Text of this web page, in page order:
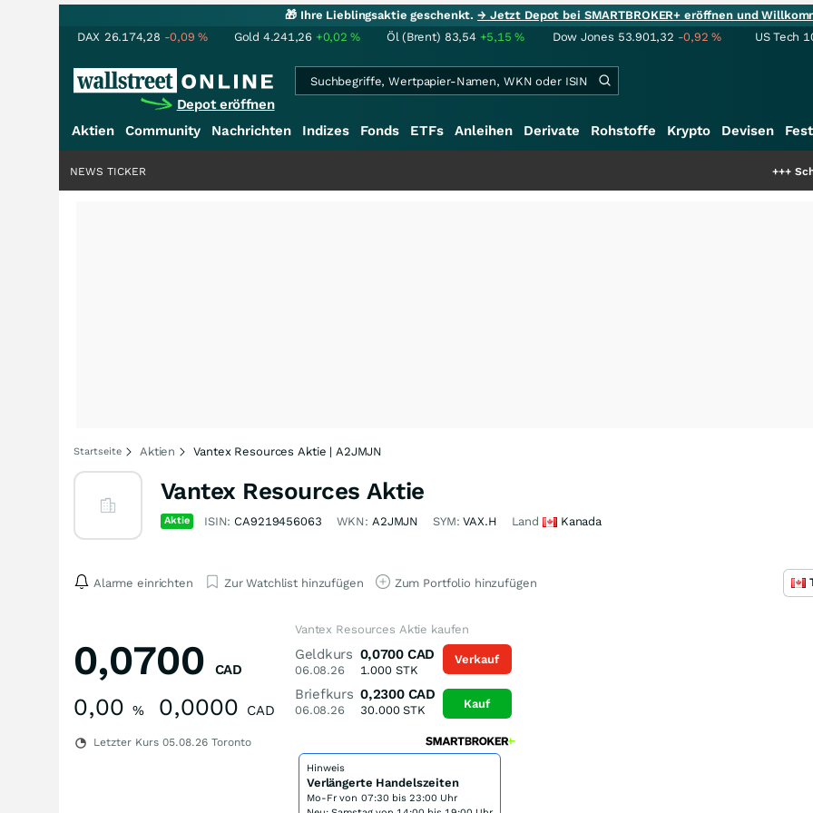
🎁 Ihre Lieblingsaktie geschenkt.→ Jetzt Depot bei SMARTBROKER+ eröffnen und
DAX 26.174,28 -0,09% Gold 4.241,26 +0,02% Öl (Brent) 83,54 +5,15% Dow Jones 53.901,32 -0,92% US Tech
Depot eröffnen
Aktien Community Nachrichten Indizes Fonds ETFs Anleihen Derivate Rohstoffe Krypto Devisen
Schwere
NEWS TICKER
Startseite Aktien Vantex Resources Aktie | A2JMJN
Vantex Resources Aktie
Aktie ISIN: CA9219456063 WKN: A2JMJN SYM:VAX.H Land Kanada
Alarme einrichten Zur Watchlist hinzufügen Zum Portfolio hinzufügen
0,0700 CAD
0,00 % 0,0000 CAD
Letzter Kurs 05.08.26 Toronto
Vantex Resources Aktie kaufen
Geldkurs
06.08.26
0,0700 CAD
1.000STK
Briefkurs
06.08.26
0,2300 CAD
30.000STK
Verkauf
Kauf
Hinweis
Verlängerte Handelszeiten
Mo-Fr von 07:30 bis 23:00 Uhr